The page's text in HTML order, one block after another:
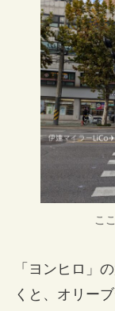
こ
「ヨンヒロ」
くと、オリー